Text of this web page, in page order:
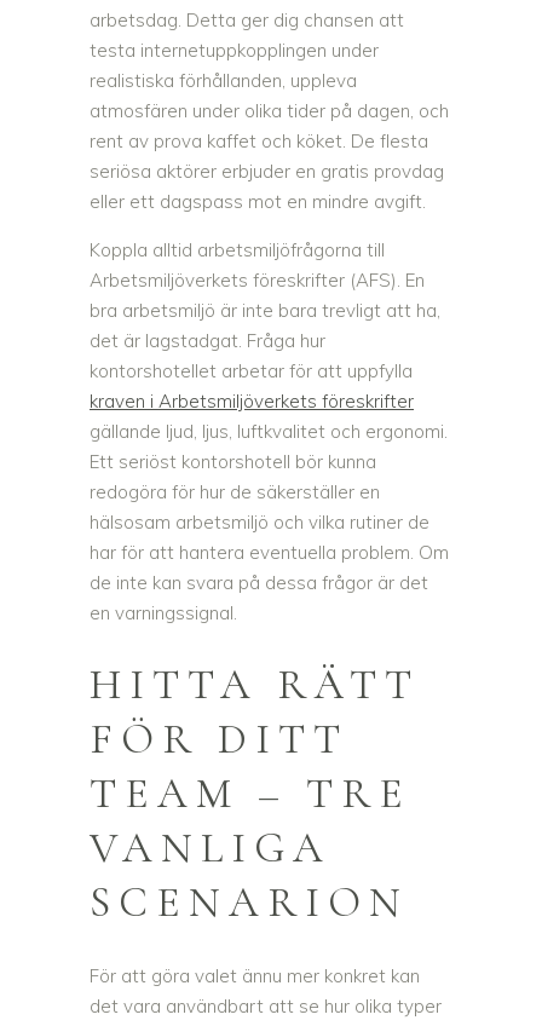
arbetsdag. Detta ger dig chansen att
testa internetuppkopplingen under
realistiska förhållanden, uppleva
atmosfären under olika tider på dagen, och
rent av prova kaffet och köket. De flesta
seriösa aktörer erbjuder en gratis provdag
eller ett dagspass mot en mindre avgift.
Koppla alltid arbetsmiljöfrågorna till
Arbetsmiljöverkets föreskrifter (AFS). En
bra arbetsmiljö är inte bara trevligt att ha,
det är lagstadgat. Fråga hur
kontorshotellet arbetar för att uppfylla
kraven i Arbetsmiljöverkets föreskrifter
gällande ljud, ljus, luftkvalitet och ergonomi.
Ett seriöst kontorshotell bör kunna
redogöra för hur de säkerställer en
hälsosam arbetsmiljö och vilka rutiner de
har för att hantera eventuella problem. Om
de inte kan svara på dessa frågor är det
en varningssignal.
HITTA RÄTT
FÖR DITT
TEAM – TRE
VANLIGA
SCENARION
För att göra valet ännu mer konkret kan
det vara användbart att se hur olika typer